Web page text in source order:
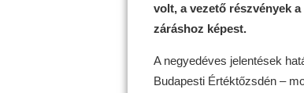
volt, a vezető részvények
záráshoz képest.
A negyedéves jelentések
Budapesti Értéktőzsdén –